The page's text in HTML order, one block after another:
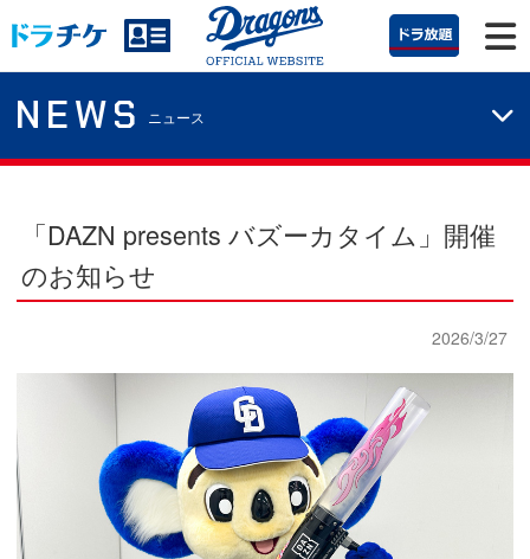
NEWS ニュース
「DAZN presents バズーカタイム」開催
のお知らせ
2026/3/27